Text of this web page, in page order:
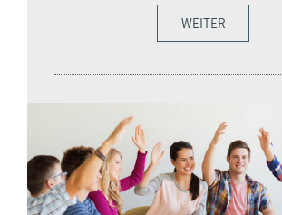
WEITER